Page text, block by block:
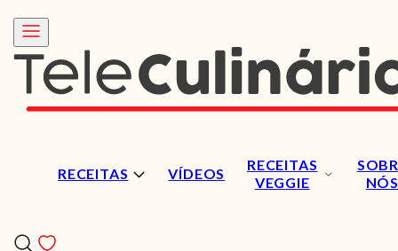
RECEITAS VÍDEOS
RECEITAS
VEGGIE
NÓS